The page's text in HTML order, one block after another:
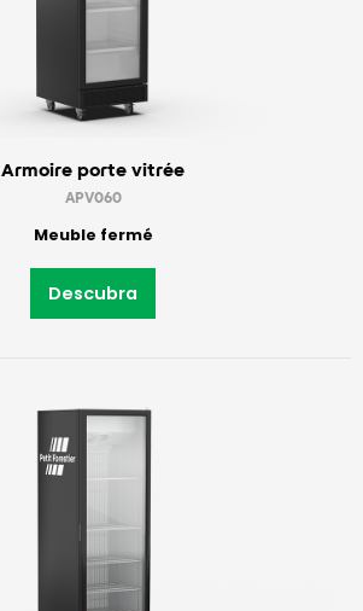
Armoire porte vitrée
APV060
Meuble fermé
Descubra